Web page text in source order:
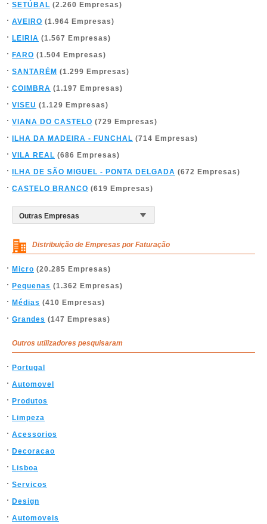
SETÚBAL (2.260 Empresas)
AVEIRO (1.964 Empresas)
LEIRIA (1.567 Empresas)
FARO (1.504 Empresas)
SANTARÉM (1.299 Empresas)
COIMBRA (1.197 Empresas)
VISEU (1.129 Empresas)
VIANA DO CASTELO (729 Empresas)
ILHA DA MADEIRA - FUNCHAL (714 Empresas)
VILA REAL (686 Empresas)
ILHA DE SÃO MIGUEL - PONTA DELGADA (672 Empresas)
CASTELO BRANCO (619 Empresas)
Distribuição de Empresas por Faturação
Micro (20.285 Empresas)
Pequenas (1.362 Empresas)
Médias (410 Empresas)
Grandes (147 Empresas)
Outros utilizadores pesquisaram
Portugal
Automovel
Produtos
Limpeza
Acessorios
Decoracao
Lisboa
Servicos
Design
Automoveis